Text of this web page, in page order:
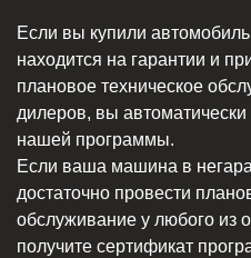
Если вы купили
находится на гарантии и
плановое техническое
дилеров, вы автоматически
нашей программы.
Если ваша машина в
достаточно провести
обслуживание у любого из
получите сертификат